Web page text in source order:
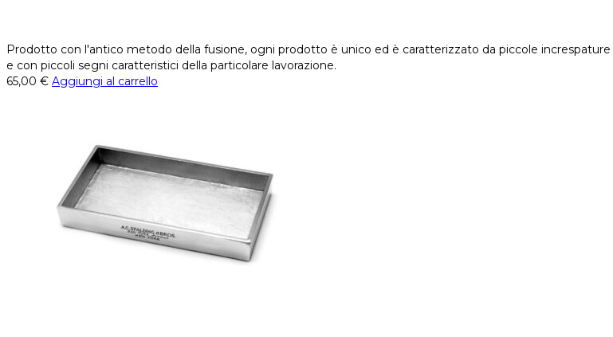
Prodotto con l'antico metodo della fusione, ogni prodotto è unico ed è caratterizzato da piccole
e con piccoli segni caratteristici della particolare lavorazione.
65,00 € Aggiungi al carrello